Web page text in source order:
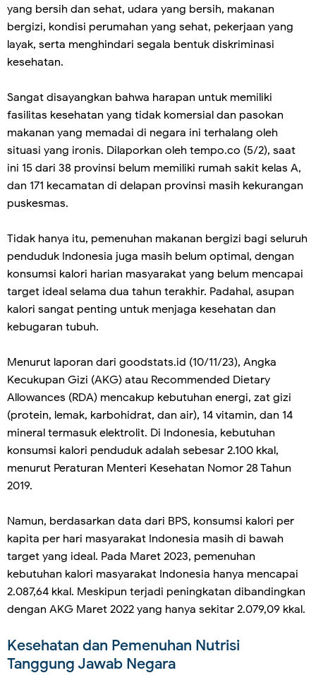
yang bersih dan sehat, udara yang bersih, makanan
bergizi, kondisi perumahan yang sehat, pekerjaan yang
layak, serta menghindari segala bentuk diskriminasi
kesehatan.
Sangat disayangkan bahwa harapan untuk memiliki
fasilitas kesehatan yang tidak komersial dan pasokan
makanan yang memadai di negara ini terhalang oleh
situasi yang ironis. Dilaporkan oleh tempo.co (5/2), saat
ini 15 dari 38 provinsi belum memiliki rumah sakit kelas A,
dan 171 kecamatan di delapan provinsi masih kekurangan
puskesmas.
Tidak hanya itu, pemenuhan makanan bergizi bagi seluruh
penduduk Indonesia juga masih belum optimal, dengan
konsumsi kalori harian masyarakat yang belum mencapai
target ideal selama dua tahun terakhir. Padahal, asupan
kalori sangat penting untuk menjaga kesehatan dan
kebugaran tubuh.
Menurut laporan dari goodstats.id (10/11/23), Angka
Kecukupan Gizi (AKG) atau Recommended Dietary
Allowances (RDA) mencakup kebutuhan energi, zat gizi
(protein, lemak, karbohidrat, dan air), 14 vitamin, dan 14
mineral termasuk elektrolit. Di Indonesia, kebutuhan
konsumsi kalori penduduk adalah sebesar 2.100 kkal,
menurut Peraturan Menteri Kesehatan Nomor 28 Tahun
2019.
Namun, berdasarkan data dari BPS, konsumsi kalori per
kapita per hari masyarakat Indonesia masih di bawah
target yang ideal. Pada Maret 2023, pemenuhan
kebutuhan kalori masyarakat Indonesia hanya mencapai
2.087,64 kkal. Meskipun terjadi peningkatan dibandingkan
dengan AKG Maret 2022 yang hanya sekitar 2.079,09 kkal.
Kesehatan dan Pemenuhan Nutrisi
Tanggung Jawab Negara